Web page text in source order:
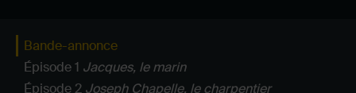
Bande-annonce
Épisode 1 Jacques, le marin
Épisode 2 Joseph Chapelle, le charpentier